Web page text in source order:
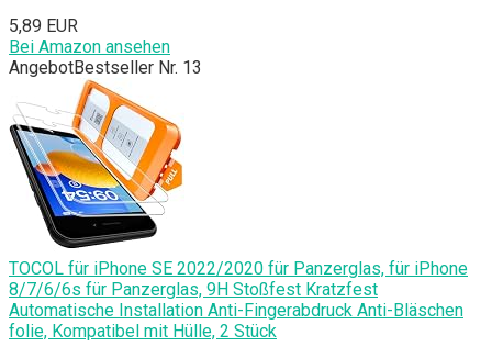
5,89 EUR
Bei Amazon ansehen
AngebotBestseller Nr. 13
TOCOL für iPhone SE 2022/2020 für Panzerglas, für iPhone
8/7/6/6s für Panzerglas, 9H Stoßfest Kratzfest
Automatische Installation Anti-Fingerabdruck Anti-Bläschen
folie, Kompatibel mit Hülle, 2 Stück